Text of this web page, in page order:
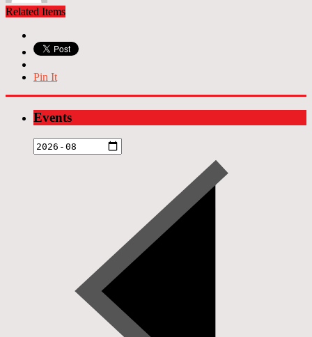
Related Items
Pin It
Events